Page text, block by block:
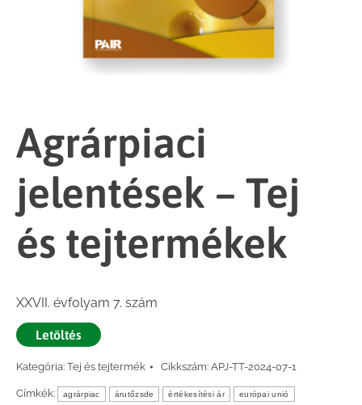
Agrárpiaci
jelentések – Tej
és tejtermékek
XXVII. évfolyam 7. szám
Letöltés
Kategória: Tej és tejtermék Cikkszám: APJ-TT-2024-07-1
Címkék: agrárpiac árutőzsde értékesítési ár európai unió